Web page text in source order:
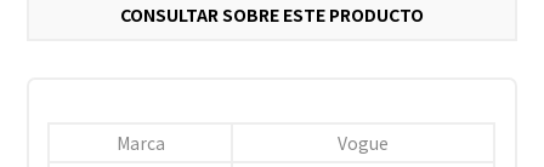
CONSULTAR SOBRE ESTE PRODUCTO
Marca
Vogue